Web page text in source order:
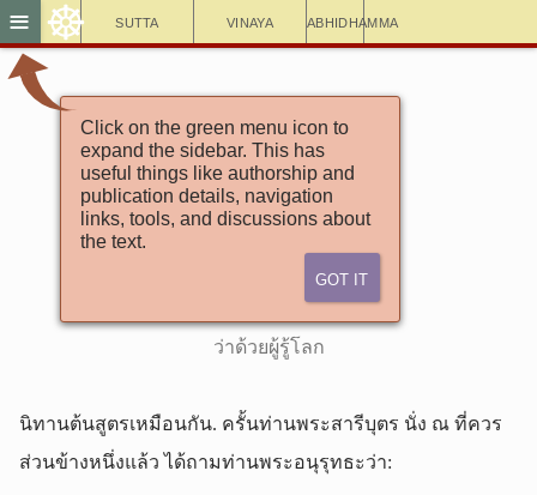
Sutta Vinaya Abhidhamma
≡ ☸
Click on the green menu icon to
expand the sidebar. This has
useful things like authorship and
publication details, navigation
links, tools, and discussions about
the text.
Got It
สังยุตตนิกาย
มหาวารวรรค
๓. สติปัฏฐานสังยุต
สีลัฏฐิติวรรคที่ ๓
โลกสูตร
ว่าด้วยผู้รู้โลก
นิทานต้นสูตรเหมือนกัน. ครั้นท่านพระสารีบุตร นั่ง ณ ที่ควร
ส่วนข้างหนึ่งแล้ว ได้ถามท่านพระอนุรุทธะว่า: